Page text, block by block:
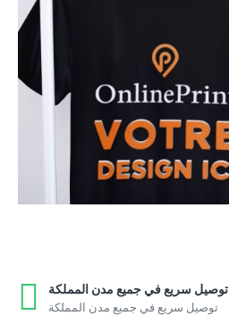
توصيل سريع في جميع مدن المملكة
توصيل سريع في جميع مدن المملكة